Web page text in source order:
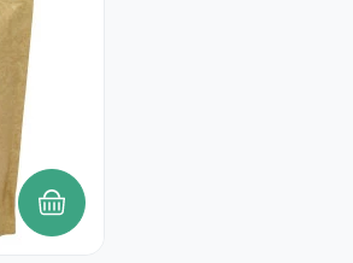
AJOUTER AU PANIER